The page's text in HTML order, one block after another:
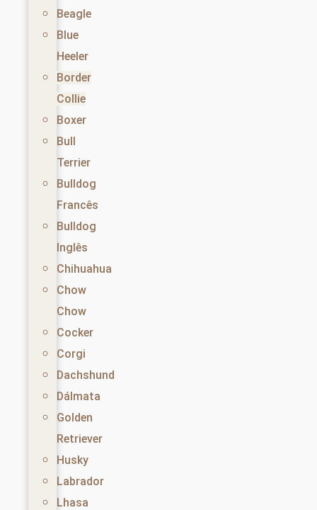
Beagle
Blue
Heeler
Border
Collie
Boxer
Bull
Terrier
Bulldog
Francês
Bulldog
Inglês
Chihuahua
Chow
Chow
Cocker
Corgi
Dachshund
Dálmata
Golden
Retriever
Husky
Labrador
Lhasa